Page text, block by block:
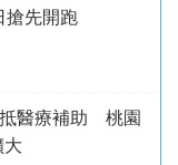
搶先開跑
醫療補助 桃園
大